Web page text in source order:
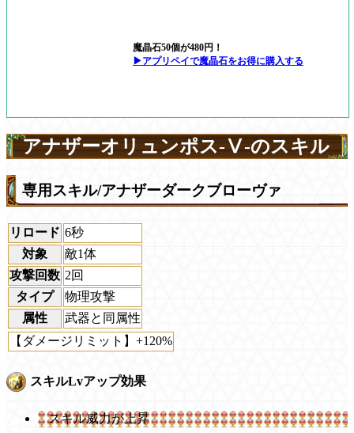
魔晶石50個が480円！
▶アプリペイで魔晶石をお得に購入する
アナザーオリュンポス-Ⅴ-のスキル
専用スキル/アナザーダークブローヴァ
リロード 6秒
対象
敵1体
攻撃回数 2回
タイプ
物理攻撃
属性
武器と同属性
【ダメージリミット】+120%
スキルLvアップ効果
スキル威力が上昇